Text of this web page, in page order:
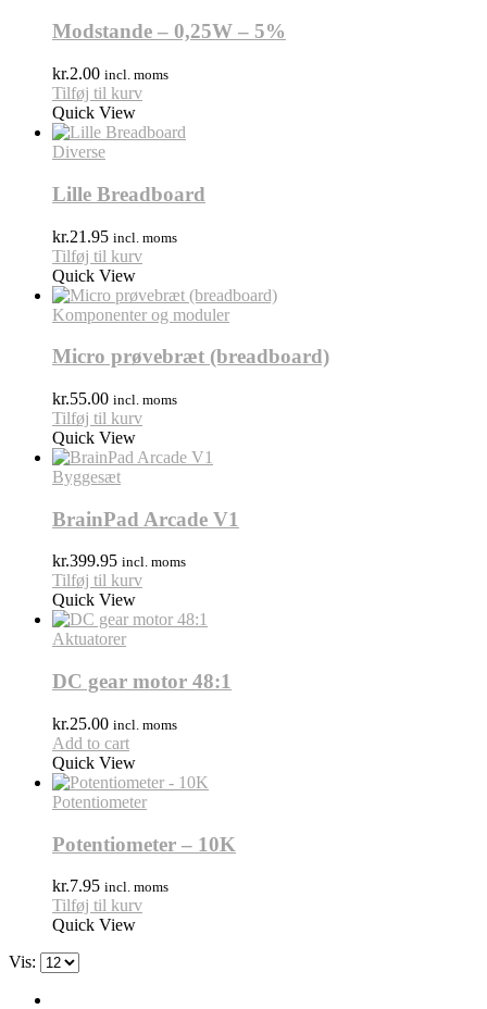
Modstande – 0,25W – 5%
kr.2.00 incl. moms
Tilføj til kurv
Quick View
Diverse
Lille Breadboard
kr.21.95 incl. moms
Tilføj til kurv
Quick View
Komponenter og moduler
Micro prøvebræt (breadboard)
kr.55.00 incl. moms
Tilføj til kurv
Quick View
Byggesæt
BrainPad Arcade V1
kr.399.95 incl. moms
Tilføj til kurv
Quick View
Aktuatorer
DC gear motor 48:1
kr.25.00 incl. moms
Add to cart
Quick View
Potentiometer
Potentiometer – 10K
kr.7.95 incl. moms
Tilføj til kurv
Quick View
Vis: